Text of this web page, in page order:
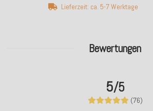
Bewertungen
5/5
(76)
Lieferzeit: ca. 5-7 Werktage